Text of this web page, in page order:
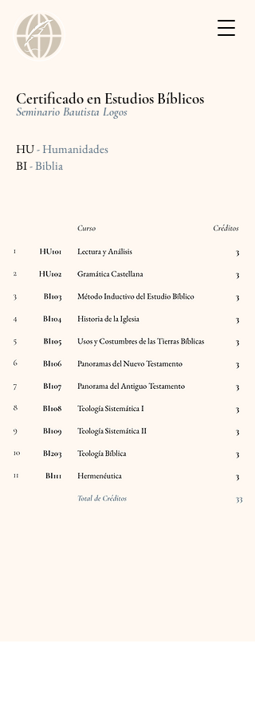
Certificado en Estudios Bíblicos
Seminario Bautista Logos
HU- Humanidades
BI-Biblia